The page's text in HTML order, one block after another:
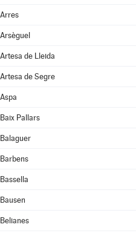
Arres
Arsèguel
Artesa de Lleida
Artesa de Segre
Aspa
Baix Pallars
Balaguer
Barbens
Bassella
Bausen
Belianes